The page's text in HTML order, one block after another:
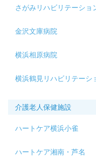
さがみリハビリテーショ
金沢文庫病院
横浜相原病院
横浜鶴見リハビリテーシ
介護老人保健施設
ハートケア横浜小雀
ハートケア湘南・芦名